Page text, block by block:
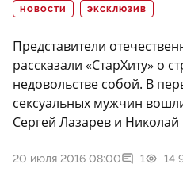
НОВОСТИ ЭКСКЛЮЗИВ
Представители
рассказали «СтарХиту» о
недовольстве собой. В
сексуальных мужчин
Сергей Лазарев и Николай
20 июля 2016 08:00 1 14